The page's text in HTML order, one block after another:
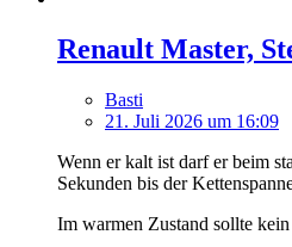
Renault Master,
Basti
21. Juli 2026 um 16:09
Wenn er kalt ist darf er beim
Sekunden bis der
Im warmen Zustand sollte